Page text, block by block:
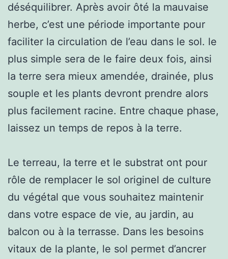
déséquilibrer. Après avoir ôté la mauvaise
herbe, c’est une période importante pour
faciliter la circulation de l’eau dans le sol. le
plus simple sera de le faire deux fois, ainsi
la terre sera mieux amendée, drainée, plus
souple et les plants devront prendre alors
plus facilement racine. Entre chaque phase,
laissez un temps de repos à la terre.
Le terreau, la terre et le substrat ont pour
rôle de remplacer le sol originel de culture
du végétal que vous souhaitez maintenir
dans votre espace de vie, au jardin, au
balcon ou à la terrasse. Dans les besoins
vitaux de la plante, le sol permet d’ancrer